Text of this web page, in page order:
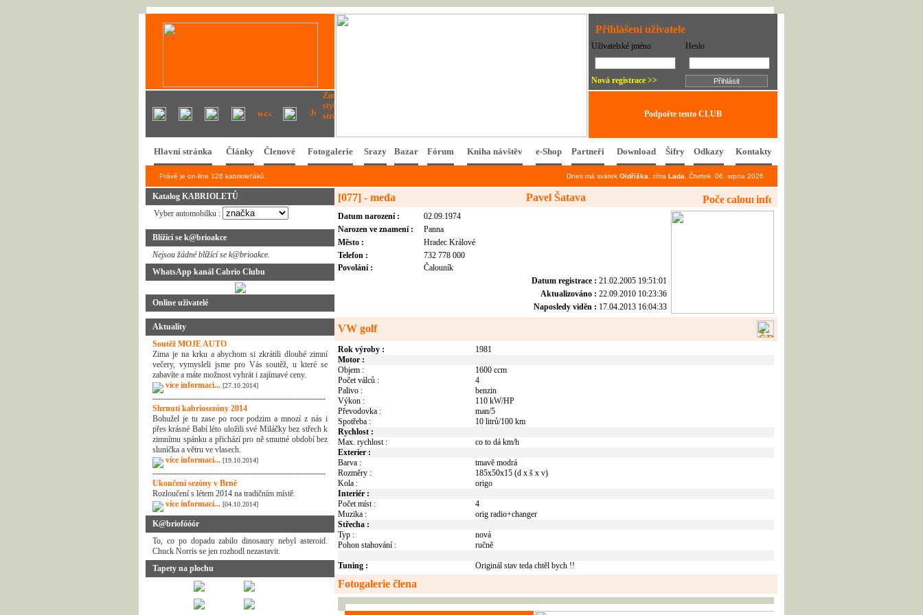
Přihlášení uživatele
Uživatelské jméno Heslo
Nová registrace >>
Podpořte tento CLUB
Hlavní stránka Články Členové Fotogalerie Srazy Bazar Fórum Kniha návštěv e-Shop Partneři Download Šifry Odkazy Kontakty
Právě je on-line 126 kabrioleťáků. Dnes má svátek Oldřiška , zítra Lada . Čtvrtek 06. srpna 2026
Katalog KABRIOLETŮ
Vyber automobilku :
Blížící se k@brioakce
Nejsou žádné blížící se k@brioakce.
WhatsApp kanál Cabrio Clubu
Online uživatelé
Aktuality
Soutěž MOJE AUTO
Zima je na krku a abychom si zkrátili dlouhé zimní
večery, vymysleli jsme pro Vás soutěž, u které se
zabavíte a máte možnost vyhrát i zajímavé ceny.
více informací... [27.10.2014]
---------------------------------------------------------------
Shrnutí kabriosezóny 2014
Bohužel je tu zase po roce podzim a mnozí z nás i
přes krásné Babí léto uložili své Miláčky bez střech k
zimnímu spánku a přichází pro ně smutné období bez
sluníčka a větru ve vlasech.
více informací... [19.10.2014]
---------------------------------------------------------------
Ukončení sezóny v Brně
Rozloučení s létem 2014 na tradičním místě.
více informací... [04.10.2014]
K@briofóóór
To, co po dopadu zabilo dinosaury nebyl asteroid.
Chuck Norris se jen rozhodl nezastavit.
Tapety na plochu
[077] - meda Pavel Šatava
Datum narození :
02.09.1974
Narozen ve znamení :
Panna
Město :
Hradec Králové
Telefon :
732 778 000
Povolání :
Čalouník
Datum registrace : 21.02.2005 19:51:01
Aktualizováno : 22.09.2010 10:23:36
Naposledy viděn : 17.04.2013 16:04:33
VW golf
Rok výroby :
1981
Motor :
Objem :
1600 ccm
Počet válců :
4
Palivo :
benzin
Výkon :
110 kW/HP
Převodovka :
man/5
Spotřeba :
10 litrů/100 km
Rychlost :
Max. rychlost :
co to dá km/h
Exterier :
Barva :
tmavě modrá
Rozměry :
185x50x15 (d x š x v)
Kola :
origo
Interiér :
Počet míst :
4
Muzika :
orig radio+changer
Střecha :
Typ :
nová
Pohon stahování :
ručně
Tuning : Originál stav teda chtěl bych !!
Fotogalerie člena